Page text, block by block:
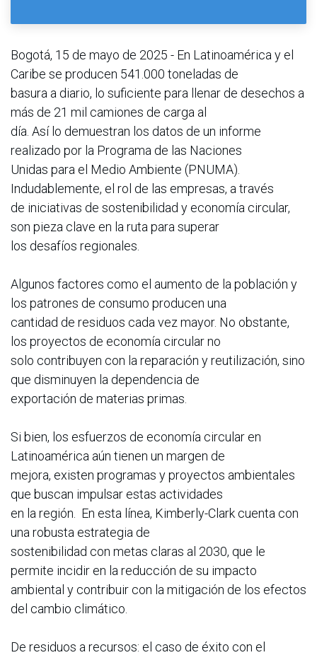
Bogotá, 15 de mayo de 2025 - En Latinoamérica y el
Caribe se producen 541.000 toneladas de
basura a diario, lo suficiente para llenar de desechos a
más de 21 mil camiones de carga al
día. Así lo demuestran los datos de un informe
realizado por la Programa de las Naciones
Unidas para el Medio Ambiente (PNUMA).
Indudablemente, el rol de las empresas, a través
de iniciativas de sostenibilidad y economía circular,
son pieza clave en la ruta para superar
los desafíos regionales.
Algunos factores como el aumento de la población y
los patrones de consumo producen una
cantidad de residuos cada vez mayor. No obstante,
los proyectos de economía circular no
solo contribuyen con la reparación y reutilización, sino
que disminuyen la dependencia de
exportación de materias primas.
Si bien, los esfuerzos de economía circular en
Latinoamérica aún tienen un margen de
mejora, existen programas y proyectos ambientales
que buscan impulsar estas actividades
en la región. En esta línea, Kimberly-Clark cuenta con
una robusta estrategia de
sostenibilidad con metas claras al 2030, que le
permite incidir en la reducción de su impacto
ambiental y contribuir con la mitigación de los efectos
del cambio climático.
De residuos a recursos: el caso de éxito con el